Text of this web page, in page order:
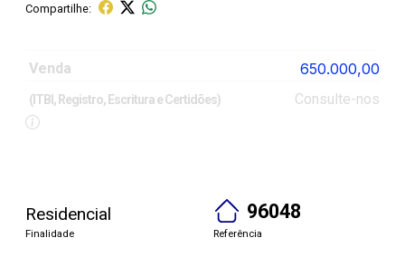
Compartilhe:
Venda 650.000,00
(ITBI, Registro, Escritura e Certidões) Consulte-nos
Residencial
Finalidade
96048
Referência